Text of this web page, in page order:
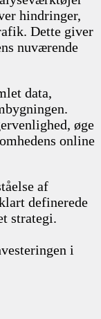
hindringer,
Dette giver
nuværende
data,
øge
online
af
definerede
strategi.
i